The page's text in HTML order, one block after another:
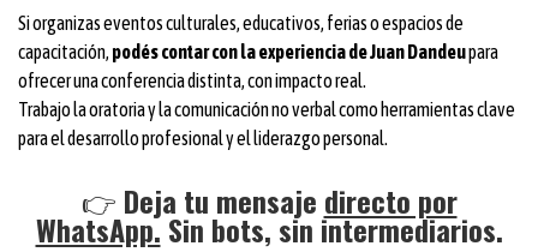
Si organizas eventos culturales, educativos, ferias o espacios de
capacitación, podés contar con la experiencia de Juan Dandeupara
ofrecer una conferencia distinta, con impacto real.
Trabajo la oratoria y la comunicación no verbal como herramientas clave
para el desarrollo profesional y el liderazgo personal.
👉 Deja tu mensaje directo por
WhatsApp.Sin bots, sin intermediarios.